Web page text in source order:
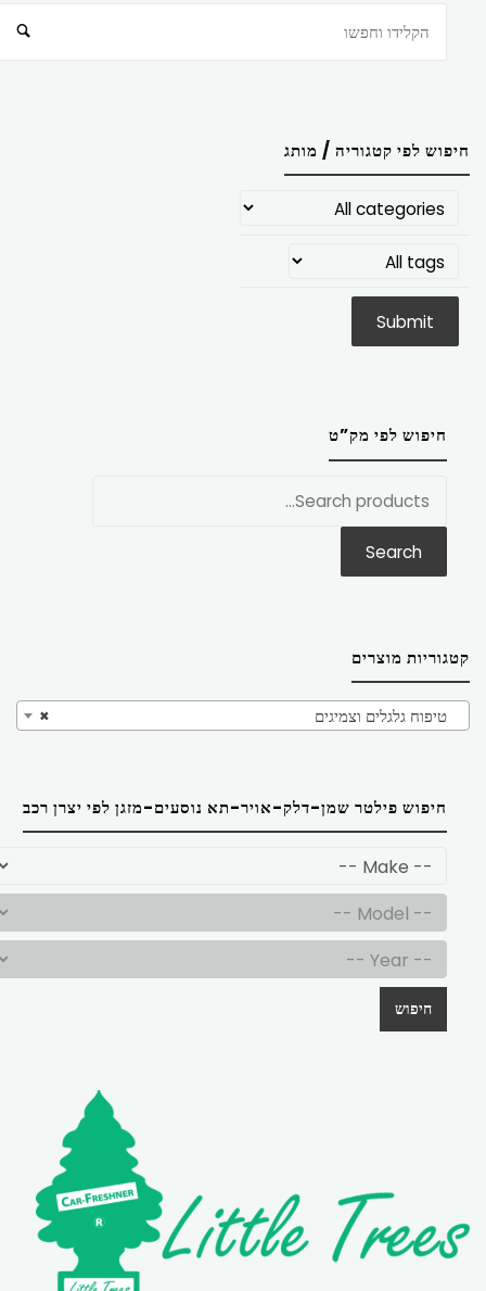
חיפוש לפי קטגוריה / מותג
חיפוש לפי מק”ט
Search
קטגוריות מוצרים
× טיפוח גלגלים וצמיגים
חיפוש פילטר שמן-דלק-אויר-תא נוסעים-מזגן לפי יצרן רכב
חיפוש